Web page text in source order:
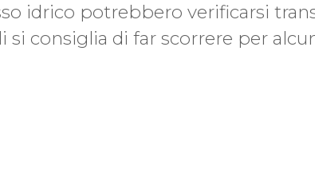
idrico potrebbero verificarsi
si consiglia di far scorrere per